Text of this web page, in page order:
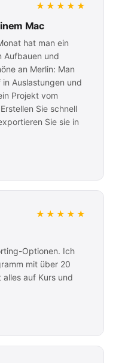
★★★★★
Mac
hat man ein
Aufbauen und
an Merlin: Man
Auslastungen und
Projekt vom
Sie schnell
Sie sie in
★★★★★
Optionen. Ich
mit über 20
auf Kurs und